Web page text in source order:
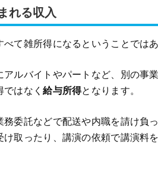
れる収入
て雑所得になるということではあ
アルバイトやパートなど、別の事
ではなく給与所得となります。
務委託などで配送や内職を請け負
け取ったり、講演の依頼で講演料